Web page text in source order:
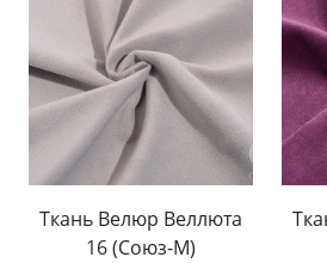
Ткань Велюр Веллюта
16 (Союз-М)